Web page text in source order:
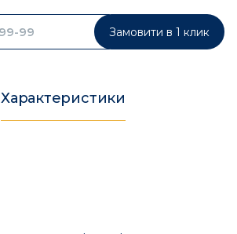
Замовити в 1 клик
Характеристики